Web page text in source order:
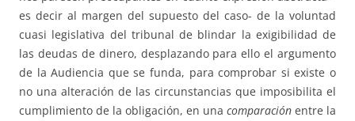
es decir al margen del supuesto del caso- de la voluntad
cuasi legislativa del tribunal de blindar la exigibilidad de
las deudas de dinero, desplazando para ello el argumento
de la Audiencia que se funda, para comprobar si existe o
no una alteración de las circunstancias que imposibilita el
cumplimiento de la obligación, en una comparación entre la